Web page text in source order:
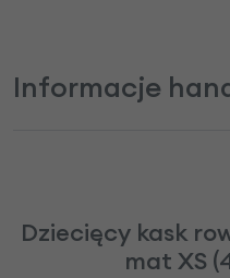
Informacje
Dziecięcy kask
mat XS